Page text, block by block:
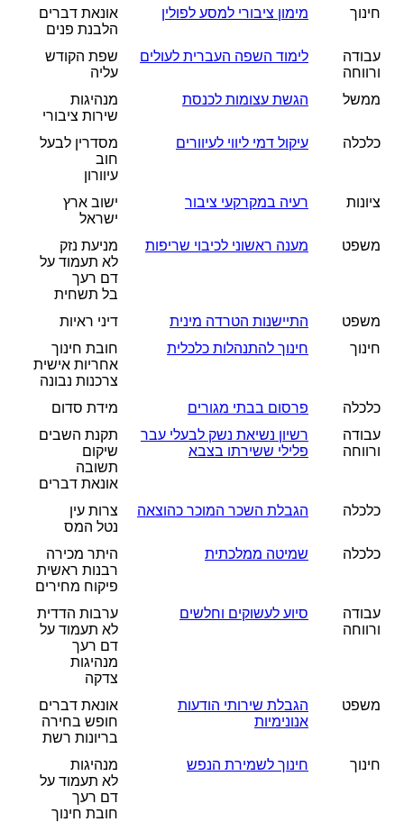
חינוך
מימון ציבורי למסע לפולין
אונאת דברים
הלבנת פנים
עבודה
ורווחה
לימוד השפה העברית לעולים
שפת הקודש
עליה
ממשל
הגשת עצומות לכנסת
מנהיגות
שירות ציבורי
כלכלה
עיקול דמי ליווי לעיוורים
מסדרין לבעל
חוב
עיוורון
ציונות
רעיה במקרקעי ציבור
ישוב ארץ
ישראל
משפט
מענה ראשוני לכיבוי שריפות
מניעת נזק
לא תעמוד על
דם רעך
בל תשחית
משפט
התיישנות הטרדה מינית
דיני ראיות
חינוך
חינוך להתנהלות כלכלית
חובת חינוך
אחריות אישית
צרכנות נבונה
כלכלה
פרסום בבתי מגורים
מידת סדום
עבודה
ורווחה
רשיון נשיאת נשק לבעלי עבר
פלילי ששירתו בצבא
תקנת השבים
שיקום
תשובה
אונאת דברים
כלכלה
הגבלת השכר המוכר כהוצאה
צרות עין
נטל המס
כלכלה
שמיטה ממלכתית
היתר מכירה
רבנות ראשית
פיקוח מחירים
עבודה
ורווחה
סיוע לעשוקים וחלשים
ערבות הדדית
לא תעמוד על
דם רעך
מנהיגות
צדקה
משפט
הגבלת שירותי הודעות
אנונימיות
אונאת דברים
חופש בחירה
בריונות רשת
חינוך
חינוך לשמירת הנפש
מנהיגות
לא תעמוד על
דם רעך
חובת חינוך